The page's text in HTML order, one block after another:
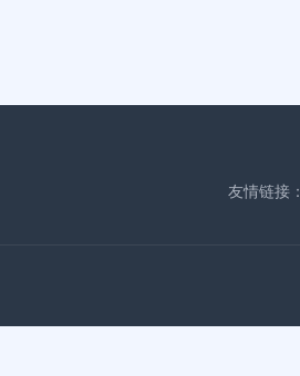
友情链接：